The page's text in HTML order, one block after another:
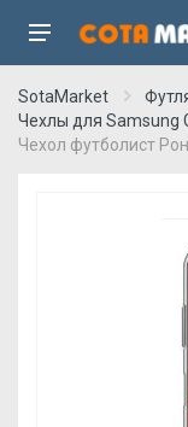
SotaMarket
Чехлы для Samsung
Чехол футболист